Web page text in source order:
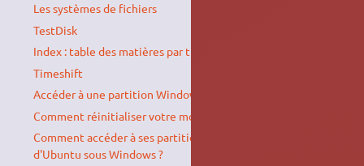
Les systèmes de fichiers
TestDisk
Index : table des matières par thèmes
Timeshift
Accéder à une partition Windows en hibernation
Comment réinitialiser votre mot de passe Windows ?
Comment accéder à ses partitions EXT2/EXT3/EXT4
d'Ubuntu sous Windows ?